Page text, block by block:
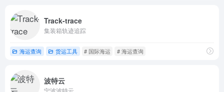
Track-trace
集装箱轨迹追踪
海运查询 货运工具 # 国际海运 # 海运查询
波特云
宁波波特云